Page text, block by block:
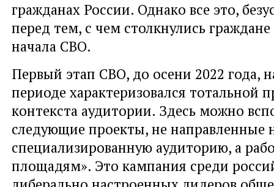
гражданах России. Однако все это,
перед тем, с чем столкнулись
начала СВО.
Первый этап СВО, до осени 2022 года,
периоде характеризовался тотальной
контекста аудитории. Здесь можно
следующие проекты, не направленные
специализированную аудиторию, а
площадям». Это кампания среди